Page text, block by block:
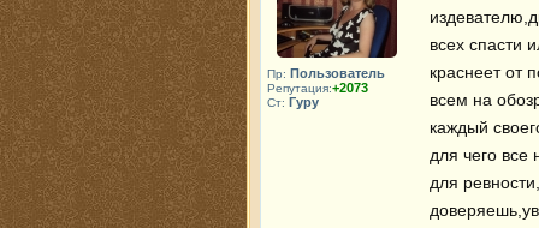
Пр: Пользователь
Репутация:+2073
Ст: Гуру
всех спасти
краснеет от
всем на
каждый
для чего все
для